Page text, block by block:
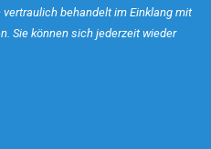
behandelt im Einklang mit
Sie können sich jederzeit wieder